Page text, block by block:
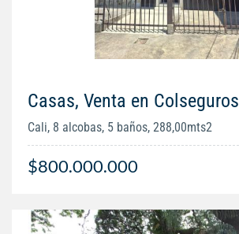
Casas, Venta en Colseguros
Cali, 8 alcobas, 5 baños, 288,00mts2
$800.000.000